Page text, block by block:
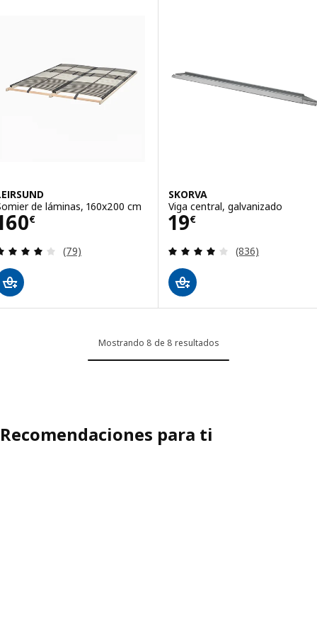
de láminas, 160x200 cm
€ 160€
Revisa: 4.1 de 5 estrellas. Total opiniones:
(79)
SKORVA
Viga central, galvanizado
19€
Precio 19€
Revisa: 4 de 5
(836)
Mostrando 8 de 8 resultados
Recomendaciones para ti